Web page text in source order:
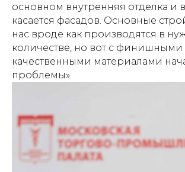
основном внутренняя отделка и
касается фасадов. Основные
нас вроде как производятся в
количестве, но вот с финишными
качественными материалами
проблемы».